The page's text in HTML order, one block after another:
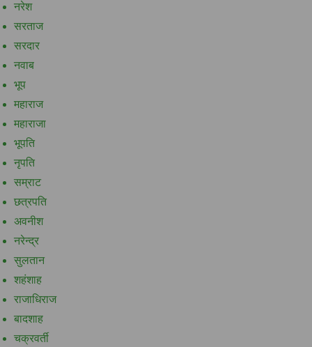
नरेश
सरताज
सरदार
नवाब
भूप
महाराज
महाराजा
भूपति
नृपति
सम्राट
छत्रपति
अवनीश
नरेन्द्र
सुलतान
शहंशाह
राजाधिराज
बादशाह
चक्रवर्ती